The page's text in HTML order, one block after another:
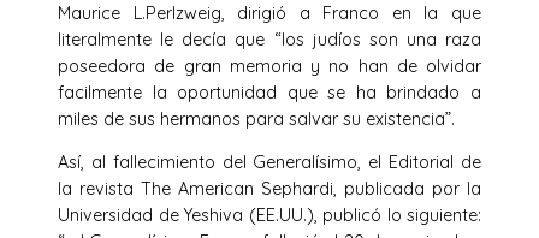
Maurice L.Perlzweig, dirigió a Franco en la que
literalmente le decía que “los judíos son una raza
poseedora de gran memoria y no han de olvidar
facilmente la oportunidad que se ha brindado a
miles de sus hermanos para salvar su existencia”.
Así, al fallecimiento del Generalísimo, el Editorial de
la revista The American Sephardi, publicada por la
Universidad de Yeshiva (EE.UU.), publicó lo siguiente: